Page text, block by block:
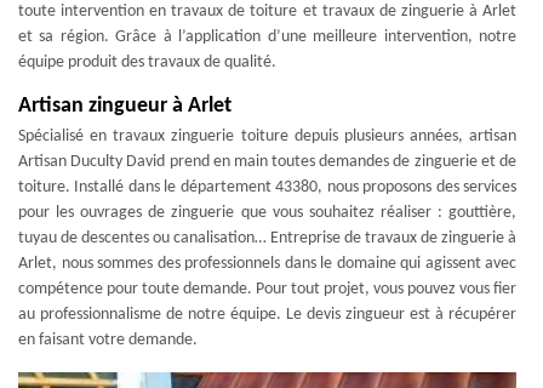
toute intervention en travaux de toiture et travaux de zinguerie à Arlet
et sa région. Grâce à l’application d’une meilleure intervention, notre
équipe produit des travaux de qualité.
Artisan zingueur à Arlet
Spécialisé en travaux zinguerie toiture depuis plusieurs années, artisan
Artisan Duculty David prend en main toutes demandes de zinguerie et de
toiture. Installé dans le département 43380, nous proposons des services
pour les ouvrages de zinguerie que vous souhaitez réaliser : gouttière,
tuyau de descentes ou canalisation… Entreprise de travaux de zinguerie à
Arlet, nous sommes des professionnels dans le domaine qui agissent avec
compétence pour toute demande. Pour tout projet, vous pouvez vous fier
au professionnalisme de notre équipe. Le devis zingueur est à récupérer
en faisant votre demande.